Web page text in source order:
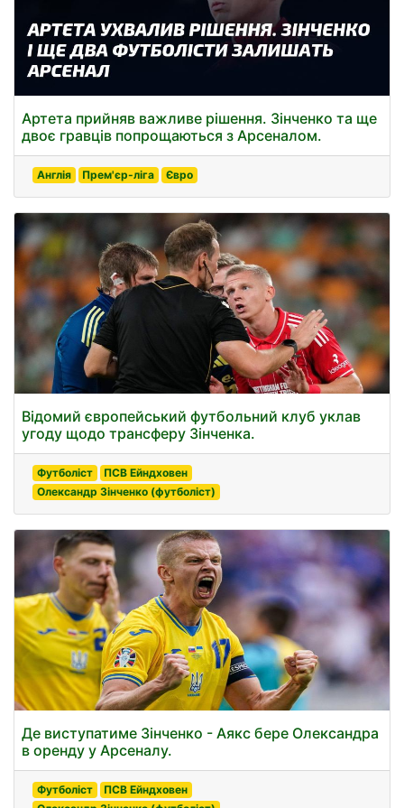
Артета прийняв важливе рішення. Зінченко та ще
двоє гравців попрощаються з Арсеналом.
Англія Прем'єр-ліга Євро
Відомий європейський футбольний клуб уклав
угоду щодо трансферу Зінченка.
Футболіст
ПСВ Ейндховен
Олександр Зінченко (футболіст)
Де виступатиме Зінченко - Аякс бере Олександра
в оренду у Арсеналу.
Футболіст
ПСВ Ейндховен